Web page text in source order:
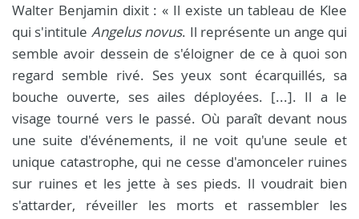
Walter Benjamin dixit : « Il existe un tableau de Klee
qui s'intitule Angelus novus. Il représente un ange qui
semble avoir dessein de s'éloigner de ce à quoi son
regard semble rivé. Ses yeux sont écarquillés, sa
bouche ouverte, ses ailes déployées. [...]. Il a le
visage tourné vers le passé. Où paraît devant nous
une suite d'événements, il ne voit qu'une seule et
unique catastrophe, qui ne cesse d'amonceler ruines
sur ruines et les jette à ses pieds. Il voudrait bien
s'attarder, réveiller les morts et rassembler les